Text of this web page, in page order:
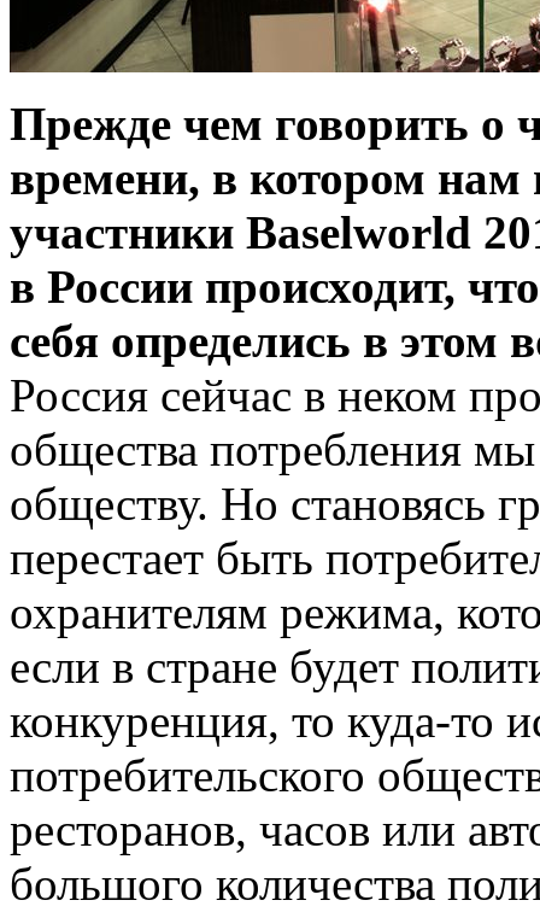
Прежде чем говорить о
времени, в котором
участники Baselworld
в России происходит,
себя определись в этом
Россия сейчас в неком
общества потребления
обществу. Но становясь
перестает быть
охранителям режима,
если в стране будет
конкуренция, то куда-то
потребительского
ресторанов, часов или
большого количества